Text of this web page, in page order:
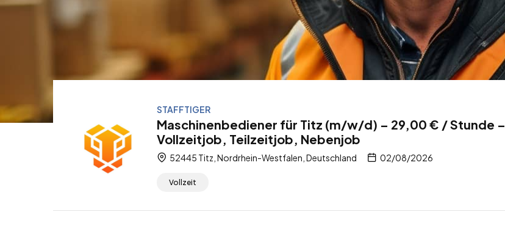
STAFFTIGER
Maschinenbediener für Titz (m/w/d) – 29,00 € / Stunde –
Vollzeitjob, Teilzeitjob, Nebenjob
52445 Titz, Nordrhein-Westfalen, Deutschland 02/08/2026
Vollzeit